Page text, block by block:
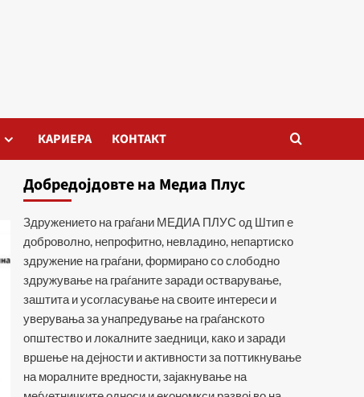
КАРИЕРА КОНТАКТ
Добредојдовте на Медиа Плус
Здружението на граѓани МЕДИА ПЛУС од Штип е
доброволно, непрофитно, невладино, непартиско
здружение на граѓани, формирано со слободно
здружување на граѓаните заради остварување,
заштита и усогласување на своите интереси и
уверувања за унапредување на граѓанското
општество и локалните заедници, како и заради
вршење на дејности и активности за поттикнување
на моралните вредности, зајакнување на